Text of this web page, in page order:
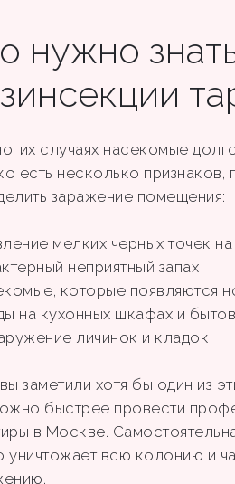
нужно
случаях насекомые
есть несколько
заражение помещения:
мелких черных точек
неприятный запах
которые появляются
на кухонных шкафах и
личинок и кладок
заметили хотя бы один из
быстрее провести
в Москве.
уничтожает всю колонию и